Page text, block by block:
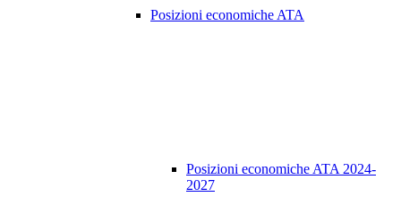
Posizioni economiche ATA
Posizioni economiche ATA 2024-
2027